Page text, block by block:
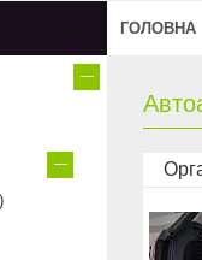
ГОЛОВНА